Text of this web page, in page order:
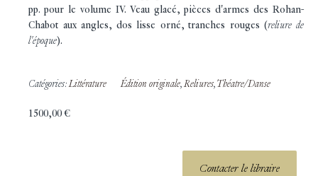
pp. pour le volume IV. Veau glacé, pièces d'armes des Rohan-
Chabot aux angles, dos lisse orné, tranches rouges (reliure de
l'époque).
Catégories:Littérature Édition originale, Reliures, Théatre/Danse
1500,00€
Contacter le libraire